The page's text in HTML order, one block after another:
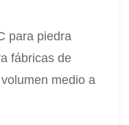
para piedra
fábricas de
medio a